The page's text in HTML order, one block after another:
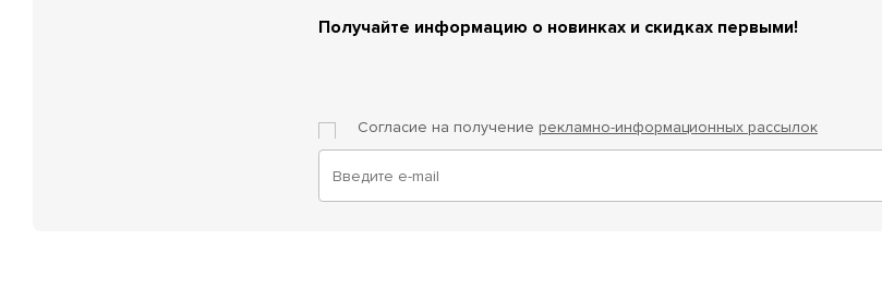
Получайте информацию о новинках и скидках первыми!
Согласие на получение рекламно-информационных рассылок